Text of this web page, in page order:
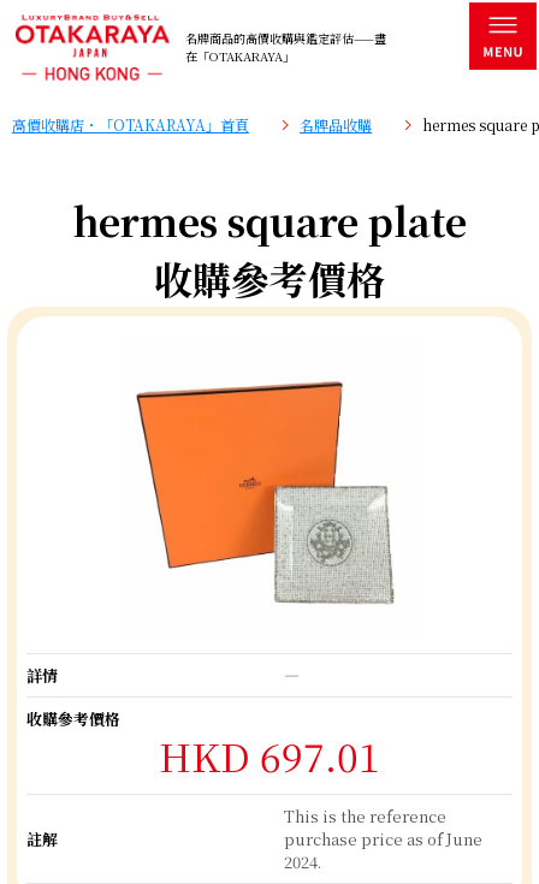
名牌商品的高價收購與鑑定評估——盡
在「OTAKARAYA」
高價收購店・「OTAKARAYA」首頁 名牌品收購 hermes square
hermes square plate
收購參考價格
詳情
―
收購參考價格
HKD 697.01
註解
This is the reference
purchase price as of June
2024.